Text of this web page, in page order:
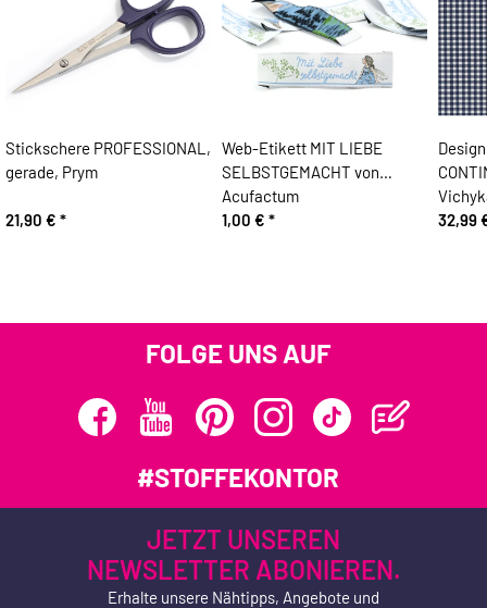
Stickschere PROFESSIONAL,
gerade, Prym
21,90 € *
Web-Etikett MIT LIEBE
SELBSTGEMACHT von
Acufactum
1,00 € *
32,99
FOLGE UNS AUF
#STOFFEKONTOR
JETZT UNSEREN
NEWSLETTER ABONIEREN.
Erhalte unsere Nähtipps, Angebote und